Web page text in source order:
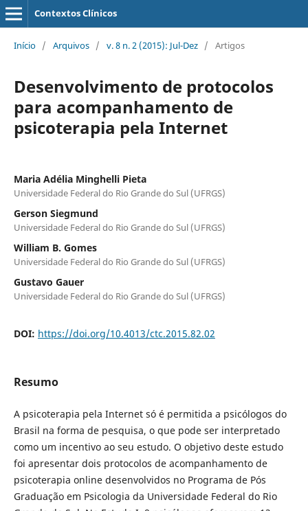
Contextos Clínicos
Início / Arquivos / v. 8 n. 2 (2015): Jul-Dez / Artigos
Desenvolvimento de protocolos
para acompanhamento de
psicoterapia pela Internet
Maria Adélia Minghelli Pieta
Universidade Federal do Rio Grande do Sul (UFRGS)
Gerson Siegmund
Universidade Federal do Rio Grande do Sul (UFRGS)
William B. Gomes
Universidade Federal do Rio Grande do Sul (UFRGS)
Gustavo Gauer
Universidade Federal do Rio Grande do Sul (UFRGS)
DOI: https://doi.org/10.4013/ctc.2015.82.02
Resumo
A psicoterapia pela Internet só é permitida a psicólogos do
Brasil na forma de pesquisa, o que pode ser interpretado
como um incentivo ao seu estudo. O objetivo deste estudo
foi apresentar dois protocolos de acompanhamento de
psicoterapia online desenvolvidos no Programa de Pós
Graduação em Psicologia da Universidade Federal do Rio